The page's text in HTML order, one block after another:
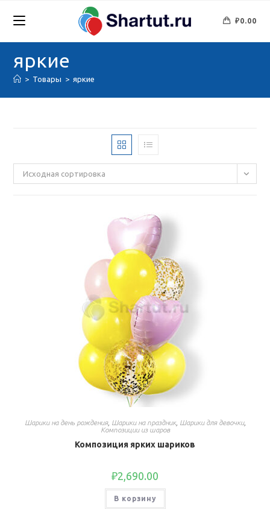
₽0.00
яркие
> Товары > яркие
Исходная сортировка
Шарики на день рождения, Шарики на праздник, Шарики для девочки,
Композиции из шаров
Композиция ярких шариков
₽2,690.00
В корзину